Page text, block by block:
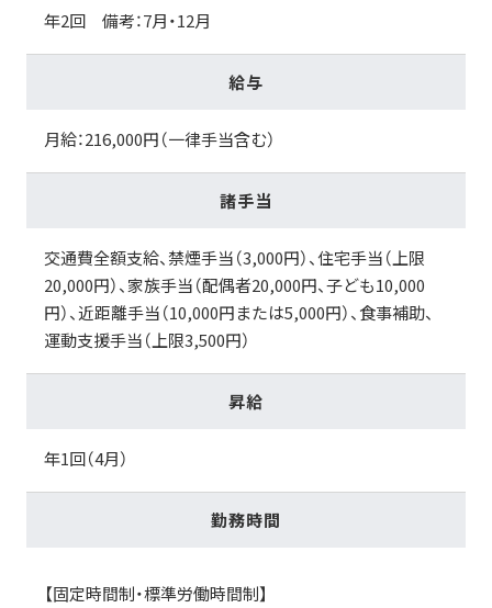
年2回 備考：7月・12月
給与
月給：216,000円（一律手当含む）
諸手当
交通費全額支給、禁煙手当（3,000円）、住宅手当（上限
20,000円）、家族手当（配偶者20,000円、子ども10,000
円）、近距離手当（10,000円または5,000円）、食事補助、
運動支援手当（上限3,500円）
昇給
年1回（4月）
勤務時間
【固定時間制・標準労働時間制】